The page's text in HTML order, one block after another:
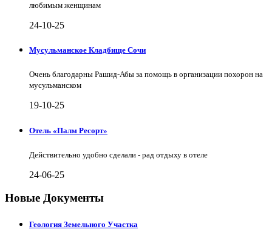
любимым женщинам
24-10-25
Мусульманское Кладбище Сочи
Очень благодарны Рашид-Абы за помощь в организации похорон на
мусульманском
19-10-25
Отель «Палм Ресорт»
Действительно удобно сделали - рад отдыху в отеле
24-06-25
Новые Документы
Геология Земельного Участка